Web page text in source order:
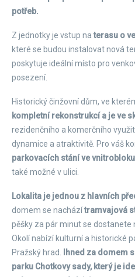
potřeb.
Z jednotky je vstup naterasu o
které se budou instalovat nová
poskytuje ideální místo pro
posezení.
Historický činžovní dům, ve
kompletní rekonstrukcí a je ve
rezidenčního a komerčního
dynamice a atraktivitě. Pro váš
parkovacích stání ve vnitrobloku
také možné v ulici.
Lokalita je jednou z hlavních
domem se nacházítramvajová
pěšky za pár minut se dostanete
Okolí nabízí kulturní a historické
Pražský hrad.
Ihned za domem
parku Chotkovy sady, který je